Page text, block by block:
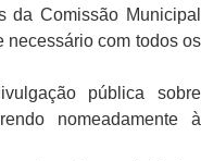
da Comissão Municipal
necessário com todos os
pública sobre
nomeadamente à